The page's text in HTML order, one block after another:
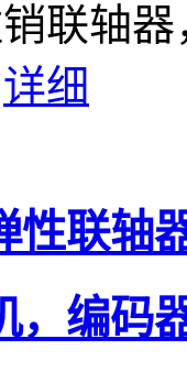
联轴
详细
性联轴
，编码